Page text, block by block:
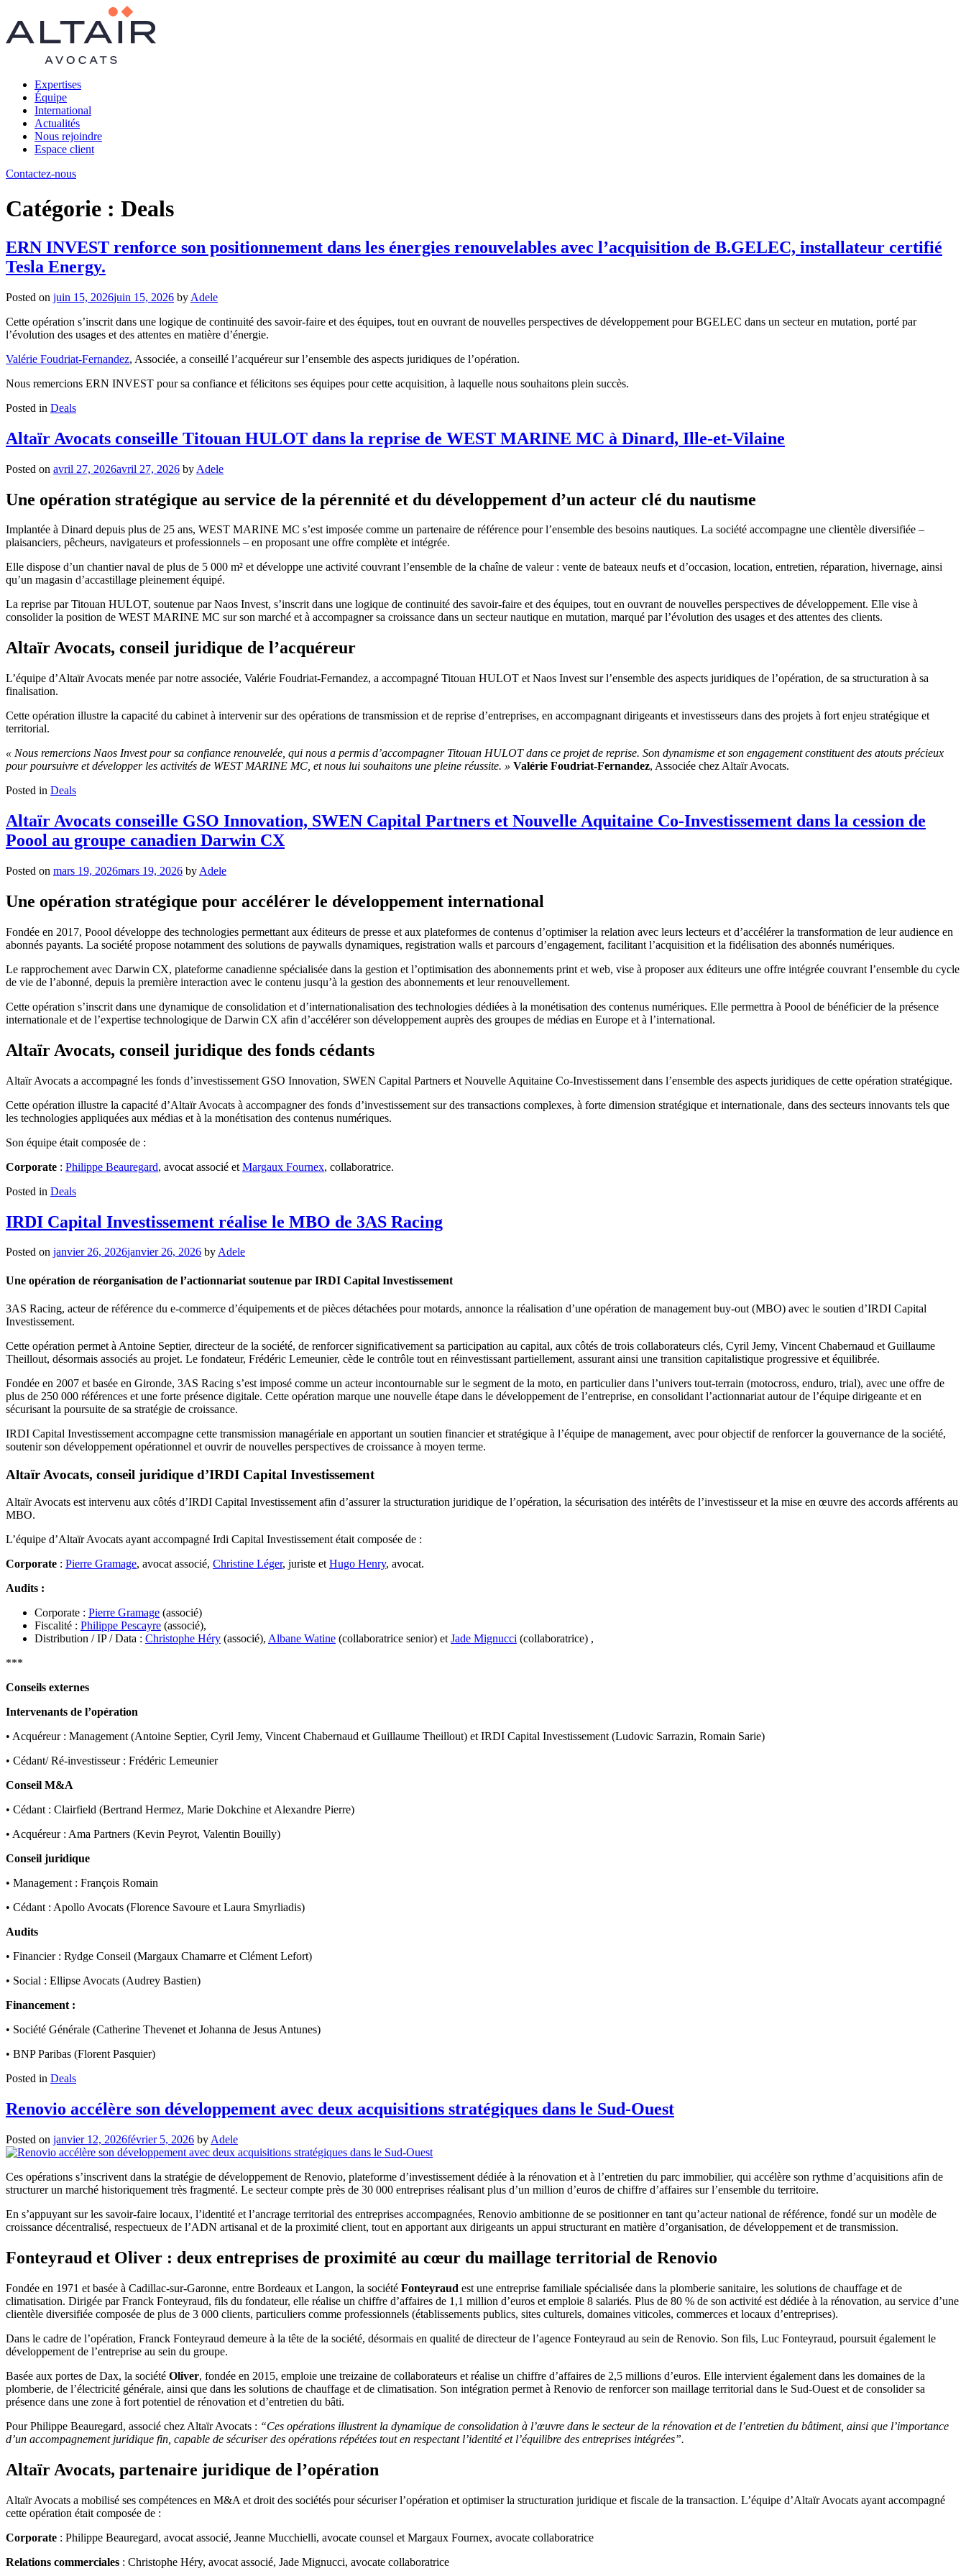
Expertises
Équipe
International
Actualités
Nous rejoindre
Espace client
Contactez-nous
Catégorie : Deals
ERN INVEST renforce son positionnement dans les énergies renouvelables avec l’acquisition de B.GELEC, installateur certifié
Tesla Energy.
Posted on juin 15, 2026juin 15, 2026 by Adele
Cette opération s’inscrit dans une logique de continuité des savoir-faire et des équipes, tout en ouvrant de nouvelles perspectives de développement pour BGELEC dans un secteur en mutation, porté par
l’évolution des usages et des attentes en matière d’énergie.
Valérie Foudriat-Fernandez, Associée, a conseillé l’acquéreur sur l’ensemble des aspects juridiques de l’opération.
Nous remercions ERN INVEST pour sa confiance et félicitons ses équipes pour cette acquisition, à laquelle nous souhaitons plein succès.
Posted in Deals
Altaïr Avocats conseille Titouan HULOT dans la reprise de WEST MARINE MC à Dinard, Ille-et-Vilaine
Posted on avril 27, 2026avril 27, 2026 by Adele
Une opération stratégique au service de la pérennité et du développement d’un acteur clé du nautisme
Implantée à Dinard depuis plus de 25 ans, WEST MARINE MC s’est imposée comme un partenaire de référence pour l’ensemble des besoins nautiques. La société accompagne une clientèle diversifiée –
plaisanciers, pêcheurs, navigateurs et professionnels – en proposant une offre complète et intégrée.
Elle dispose d’un chantier naval de plus de 5 000 m² et développe une activité couvrant l’ensemble de la chaîne de valeur : vente de bateaux neufs et d’occasion, location, entretien, réparation, hivernage, ainsi
qu’un magasin d’accastillage pleinement équipé.
La reprise par Titouan HULOT, soutenue par Naos Invest, s’inscrit dans une logique de continuité des savoir-faire et des équipes, tout en ouvrant de nouvelles perspectives de développement. Elle vise à
consolider la position de WEST MARINE MC sur son marché et à accompagner sa croissance dans un secteur nautique en mutation, marqué par l’évolution des usages et des attentes des clients.
Altaïr Avocats, conseil juridique de l’acquéreur
L’équipe d’Altaïr Avocats menée par notre associée, Valérie Foudriat-Fernandez, a accompagné Titouan HULOT et Naos Invest sur l’ensemble des aspects juridiques de l’opération, de sa structuration à sa
finalisation.
Cette opération illustre la capacité du cabinet à intervenir sur des opérations de transmission et de reprise d’entreprises, en accompagnant dirigeants et investisseurs dans des projets à fort enjeu stratégique et
territorial.
« Nous remercions Naos Invest pour sa confiance renouvelée, qui nous a permis d’accompagner Titouan HULOT dans ce projet de reprise. Son dynamisme et son engagement constituent des atouts précieux
pour poursuivre et développer les activités de WEST MARINE MC, et nous lui souhaitons une pleine réussite. » Valérie Foudriat-Fernandez, Associée chez Altaïr Avocats.
Posted in Deals
Altaïr Avocats conseille GSO Innovation, SWEN Capital Partners et Nouvelle Aquitaine Co-Investissement dans la cession de
Poool au groupe canadien Darwin CX
Posted on mars 19, 2026mars 19, 2026 by Adele
Une opération stratégique pour accélérer le développement international
Fondée en 2017, Poool développe des technologies permettant aux éditeurs de presse et aux plateformes de contenus d’optimiser la relation avec leurs lecteurs et d’accélérer la transformation de leur audience en
abonnés payants. La société propose notamment des solutions de paywalls dynamiques, registration walls et parcours d’engagement, facilitant l’acquisition et la fidélisation des abonnés numériques.
Le rapprochement avec Darwin CX, plateforme canadienne spécialisée dans la gestion et l’optimisation des abonnements print et web, vise à proposer aux éditeurs une offre intégrée couvrant l’ensemble du cycle
de vie de l’abonné, depuis la première interaction avec le contenu jusqu’à la gestion des abonnements et leur renouvellement.
Cette opération s’inscrit dans une dynamique de consolidation et d’internationalisation des technologies dédiées à la monétisation des contenus numériques. Elle permettra à Poool de bénéficier de la présence
internationale et de l’expertise technologique de Darwin CX afin d’accélérer son développement auprès des groupes de médias en Europe et à l’international.
Altaïr Avocats, conseil juridique des fonds cédants
Altaïr Avocats a accompagné les fonds d’investissement GSO Innovation, SWEN Capital Partners et Nouvelle Aquitaine Co-Investissement dans l’ensemble des aspects juridiques de cette opération stratégique.
Cette opération illustre la capacité d’Altaïr Avocats à accompagner des fonds d’investissement sur des transactions complexes, à forte dimension stratégique et internationale, dans des secteurs innovants tels que
les technologies appliquées aux médias et à la monétisation des contenus numériques.
Son équipe était composée de :
Corporate : Philippe Beauregard, avocat associé et Margaux Fournex, collaboratrice.
Posted in Deals
IRDI Capital Investissement réalise le MBO de 3AS Racing
Posted on janvier 26, 2026janvier 26, 2026 byAdele
Une opération de réorganisation de l’actionnariat soutenue par IRDI Capital Investissement
3AS Racing, acteur de référence du e-commerce d’équipements et de pièces détachées pour motards, annonce la réalisation d’une opération de management buy-out (MBO) avec le soutien d’IRDI Capital
Investissement.
Cette opération permet à Antoine Septier, directeur de la société, de renforcer significativement sa participation au capital, aux côtés de trois collaborateurs clés, Cyril Jemy, Vincent Chabernaud et Guillaume
Theillout, désormais associés au projet. Le fondateur, Frédéric Lemeunier, cède le contrôle tout en réinvestissant partiellement, assurant ainsi une transition capitalistique progressive et équilibrée.
Fondée en 2007 et basée en Gironde, 3AS Racing s’est imposé comme un acteur incontournable sur le segment de la moto, en particulier dans l’univers tout-terrain (motocross, enduro, trial), avec une offre de
plus de 250 000 références et une forte présence digitale. Cette opération marque une nouvelle étape dans le développement de l’entreprise, en consolidant l’actionnariat autour de l’équipe dirigeante et en
sécurisant la poursuite de sa stratégie de croissance.
IRDI Capital Investissement accompagne cette transmission managériale en apportant un soutien financier et stratégique à l’équipe de management, avec pour objectif de renforcer la gouvernance de la société,
soutenir son développement opérationnel et ouvrir de nouvelles perspectives de croissance à moyen terme.
Altaïr Avocats, conseil juridique d’IRDI Capital Investissement
Altaïr Avocats est intervenu aux côtés d’IRDI Capital Investissement afin d’assurer la structuration juridique de l’opération, la sécurisation des intérêts de l’investisseur et la mise en œuvre des accords afférents au
MBO.
L’équipe d’Altaïr Avocats ayant accompagné Irdi Capital Investissement était composée de :
Corporate : Pierre Gramage, avocat associé, Christine Léger, juriste etHugo Henry, avocat.
Audits :
Corporate : Pierre Gramage (associé)
Fiscalité : Philippe Pescayre (associé),
Distribution / IP / Data : Christophe Héry (associé), Albane Watine (collaboratrice senior) etJade Mignucci (collaboratrice) ,
***
Conseils externes
Intervenants de l’opération
• Acquéreur : Management (Antoine Septier, Cyril Jemy, Vincent Chabernaud et Guillaume Theillout) et IRDI Capital Investissement (Ludovic Sarrazin, Romain Sarie)
• Cédant/ Ré-investisseur : Frédéric Lemeunier
Conseil M&A
• Cédant : Clairfield (Bertrand Hermez, Marie Dokchine et Alexandre Pierre)
• Acquéreur : Ama Partners (Kevin Peyrot, Valentin Bouilly)
Conseil juridique
• Management : François Romain
• Cédant : Apollo Avocats (Florence Savoure et Laura Smyrliadis)
Audits
• Financier : Rydge Conseil (Margaux Chamarre et Clément Lefort)
• Social : Ellipse Avocats (Audrey Bastien)
Financement :
• Société Générale (Catherine Thevenet et Johanna de Jesus Antunes)
• BNP Paribas (Florent Pasquier)
Posted in Deals
Renovio accélère son développement avec deux acquisitions stratégiques dans le Sud-Ouest
Posted on janvier 12, 2026février 5, 2026 by Adele
Ces opérations s’inscrivent dans la stratégie de développement de Renovio, plateforme d’investissement dédiée à la rénovation et à l’entretien du parc immobilier, qui accélère son rythme d’acquisitions afin de
structurer un marché historiquement très fragmenté. Le secteur compte près de 30 000 entreprises réalisant plus d’un million d’euros de chiffre d’affaires sur l’ensemble du territoire.
En s’appuyant sur les savoir-faire locaux, l’identité et l’ancrage territorial des entreprises accompagnées, Renovio ambitionne de se positionner en tant qu’acteur national de référence, fondé sur un modèle de
croissance décentralisé, respectueux de l’ADN artisanal et de la proximité client, tout en apportant aux dirigeants un appui structurant en matière d’organisation, de développement et de transmission.
Fonteyraud et Oliver : deux entreprises de proximité au cœur du maillage territorial de Renovio
Fondée en 1971 et basée à Cadillac-sur-Garonne, entre Bordeaux et Langon, la société Fonteyraud est une entreprise familiale spécialisée dans la plomberie sanitaire, les solutions de chauffage et de
climatisation. Dirigée par Franck Fonteyraud, fils du fondateur, elle réalise un chiffre d’affaires de 1,1 million d’euros et emploie 8 salariés. Plus de 80 % de son activité est dédiée à la rénovation, au service d’une
clientèle diversifiée composée de plus de 3 000 clients, particuliers comme professionnels (établissements publics, sites culturels, domaines viticoles, commerces et locaux d’entreprises).
Dans le cadre de l’opération, Franck Fonteyraud demeure à la tête de la société, désormais en qualité de directeur de l’agence Fonteyraud au sein de Renovio. Son fils, Luc Fonteyraud, poursuit également le
développement de l’entreprise au sein du groupe.
Basée aux portes de Dax, la société Oliver, fondée en 2015, emploie une treizaine de collaborateurs et réalise un chiffre d’affaires de 2,5 millions d’euros. Elle intervient également dans les domaines de la
plomberie, de l’électricité générale, ainsi que dans les solutions de chauffage et de climatisation. Son intégration permet à Renovio de renforcer son maillage territorial dans le Sud-Ouest et de consolider sa
présence dans une zone à fort potentiel de rénovation et d’entretien du bâti.
Pour Philippe Beauregard, associé chez Altaïr Avocats : “Ces opérations illustrent la dynamique de consolidation à l’œuvre dans le secteur de la rénovation et de l’entretien du bâtiment, ainsi que l’importance
d’un accompagnement juridique fin, capable de sécuriser des opérations répétées tout en respectant l’identité et l’équilibre des entreprises intégrées”.
Altaïr Avocats, partenaire juridique de l’opération
Altaïr Avocats a mobilisé ses compétences en M&A et droit des sociétés pour sécuriser l’opération et optimiser la structuration juridique et fiscale de la transaction. L’équipe d’Altaïr Avocats ayant accompagné
cette opération était composée de :
Corporate : Philippe Beauregard, avocat associé, Jeanne Mucchielli, avocate counsel et Margaux Fournex, avocate collaboratrice
Relations commerciales : Christophe Héry, avocat associé, Jade Mignucci, avocate collaboratrice